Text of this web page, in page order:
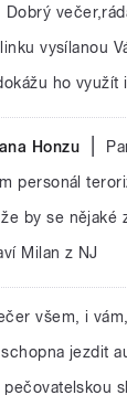
Dobrý
vysílanou
ho využít
Honzu
personál
by se nějaké
Milan z NJ
všem, i
jezdit